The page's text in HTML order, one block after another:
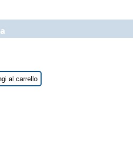
al carrello